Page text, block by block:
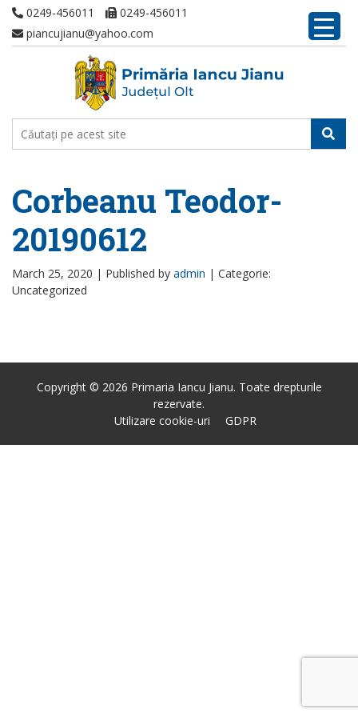
0249-456011
0249-456011
piancujianu@yahoo.com
Corbeanu Teodor-
20190612
March 25, 2020 | Published by admin | Categorie:
Uncategorized
Copyright © 2026 Primaria Iancu Jianu. Toate drepturile
rezervate.
Utilizare cookie-uri
GDPR